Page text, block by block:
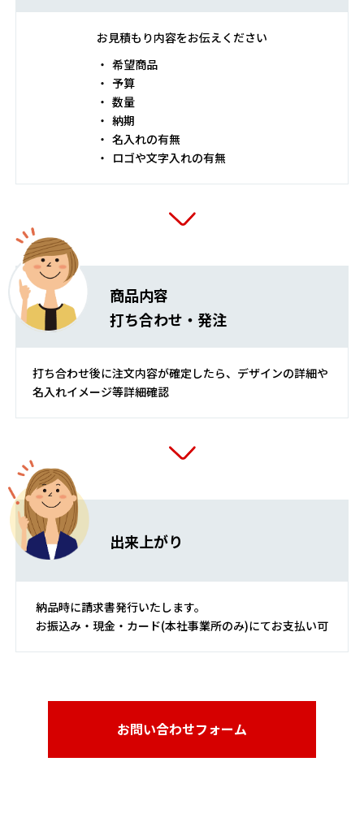
お見積もり内容をお伝えください
希望商品
予算
数量
納期
名入れの有無
ロゴや文字入れの有無
商品内容
打ち合わせ・発注
打ち合わせ後に注文内容が確定したら、デザインの詳細や
名入れイメージ等詳細確認
出来上がり
納品時に請求書発行いたします。
お振込み・現金・カード(本社事業所のみ)にてお支払い可
お問い合わせフォーム